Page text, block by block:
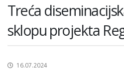
Treća
sklopu projekta
16.07.2024